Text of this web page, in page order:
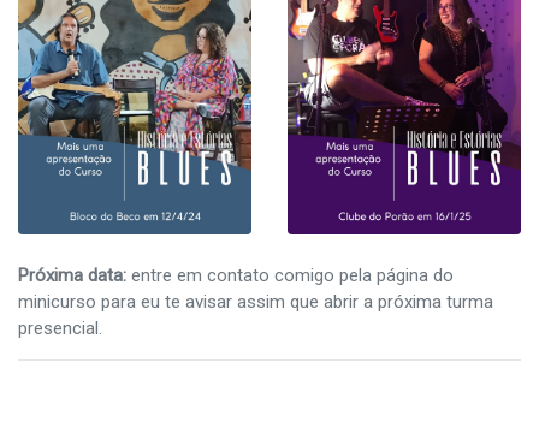
Próxima data: entre em contato comigo pela página do
minicurso para eu te avisar assim que abrir a próxima turma
presencial.